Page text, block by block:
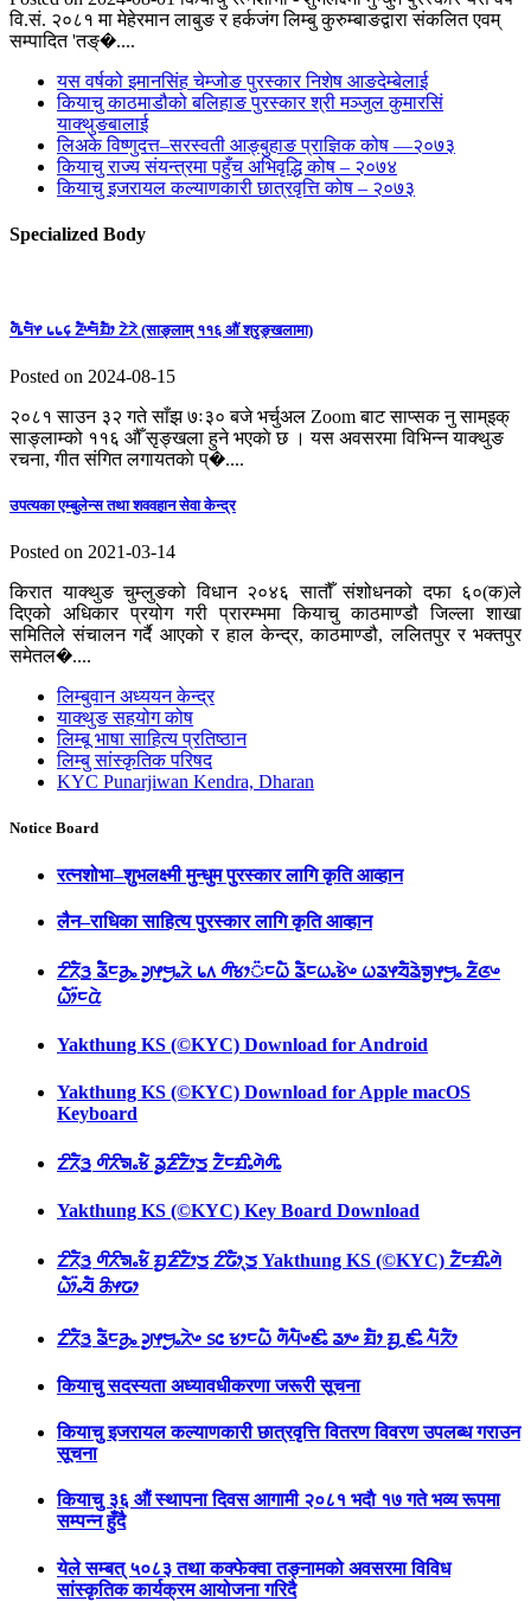
वि.सं. २०८१ मा मेहेरमान लाबुङ र हर्कजंग लिम्बु कुरुम्बाङद्वारा संकलित एवम्
सम्पादित 'तङ्�....
यस वर्षको इमानसिंह चेम्जोङ पुरस्कार निशेष आङदेम्बेलाई
कियाचु काठमाडौको बलिहाङ पुरस्कार श्री मञ्जुल कुमारसिं
याक्थुङबालाई
लिअके विष्णुदत्त–सरस्वती आङ्बुहाङ प्राज्ञिक कोष —२०७३
कियाचु राज्य संयन्त्रमा पहुँच अभिवृद्धि कोष – २०७४
कियाचु इजरायल कल्याणकारी छात्रवृत्ति कोष – २०७३
Specialized Body
ᤛᤠᤱᤗᤠᤶ ᥇᥇᥌ ᤏᤠᤸᤗᤠᤀᤠᤣ ᤁᤧᤖᤧ (साङ्लाम् ११६ औं श्रृङ्खलामा)
Posted on 2024-08-15
२०८१ साउन ३२ गते साँझ ७ः३० बजे भर्चुअल Zoom बाट साप्सक नु साम्इक्
साङ्लाम्को ११६ औँ सृङ्खला हुने भएकाे छ । यस अवसरमा विभिन्न याक्थुङ
रचना, गीत संगित लगायतकाे प्�....
उपत्यका एम्बुलेन्स तथा शववहान सेवा केन्द्र
Posted on 2021-03-14
किरात याक्थुङ चुम्लुङको विधान २०४६ सातौँ संशोधनको दफा ६०(क)ले
दिएको अधिकार प्रयोग गरी प्रारम्भमा कियाचु काठमाण्डौ जिल्ला शाखा
समितिले संचालन गर्दै आएको र हाल केन्द्र, काठमाण्डौ, ललितपुर र भक्तपुर
समेतल�....
लिम्बुवान अध्ययन केन्द्र
याक्थुङ सहयोग कोष
लिम्बू भाषा साहित्य प्रतिष्ठान
लिम्बु सांस्कृतिक परिषद
KYC Punarjiwan Kendra, Dharan
Notice Board
रत्नशोभा–शुभलक्ष्मी मुन्धुम पुरस्कार लागि कृति आव्हान
लैन–राधिका साहित्य पुरस्कार लागि कृति आव्हान
ᤁᤡᤖᤠᤋ᤻ ᤕᤠᤠᤰᤌᤢᤱ ᤆᤢᤶᤗᤢᤱᤖᤧ ᥇᥈ ᤛᤡᤃᤣ᤺ᤰᤐᤠ ᤕᤠᤰᤐᤱᤃᤧᤴ ᤐᤕᤶᤔᤠᤕᤧᤈᤢᤶᤗᤢᤱ ᤏᤠᤜᤴ
ᤐᤥ᤺ᤰᤂᤧ
Yakthung KS (©KYC) Download for Android
Yakthung KS (©KYC) Download for Apple macOS
Keyboard
ᤁᤡᤖᤠᤋ᤻ ᤛᤡᤖᤡᤈᤱᤃᤠ ᤕᤢᤏᤡᤁᤥᤍ᤻ ᤁᤠᤰᤀᤡᤱᤛᤧᤛᤡᤱ
Yakthung KS (©KYC) Key Board Download
ᤁᤡᤖᤠᤋ᤻ ᤛᤡᤖᤡᤈᤱᤃᤠ ᤀᤢᤏᤡᤁᤥᤍ᤻ ᤁᤡᤒᤥᤷᤍ᤻ Yakthung KS (©KYC) ᤁᤠᤰᤀᤡᤱᤛᤧ
ᤐᤥ᤺ᤱᤔᤠ ᤌᤡᤶᤒᤣ
ᤁᤡᤖᤠᤋ᤻ ᤕᤠᤰᤌᤢᤱ ᤆᤢᤶᤗᤢᤱᤖᤧᤴ ᥉᥋ ᤃᤣᤰᤐᤠ ᤛᤠᤘᤠᤴᤇᤡᤱ ᤕᤣᤴ ᤀᤠᤣ ᤀᤢᤳᤇᤡᤱ ᤘᤠᤖᤠᤣ
कियाचु सदस्यता अध्यावधीकरणा जरूरी सूचना
कियाचु इजरायल कल्याणकारी छात्रवृत्ति वितरण विवरण उपलब्ध गराउन
सूचना
कियाचु ३६ औं स्थापना दिवस आगामी २०८१ भदाै १७ गते भव्य रूपमा
सम्पन्न हुँदै
येले सम्बत् ५०८३ तथा कक्फेक्वा तङ्नामको अवसरमा विविध
सांस्कृतिक कार्यक्रम आयोजना गरिदै